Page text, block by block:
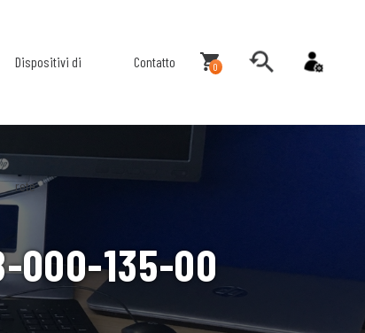
Dispositivi di
rete
Contatto 0
000-135-00